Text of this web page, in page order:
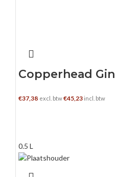
Copperhead Gin
€37,38 excl. btw€45,23 incl. btw
0.5 L